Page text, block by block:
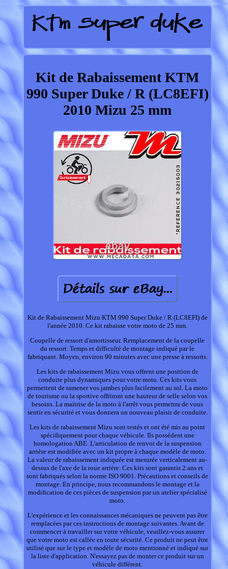
Kit de Rabaissement KTM
990 Super Duke / R (LC8EFI)
2010 Mizu 25 mm
Kit de Rabaissement Mizu KTM 990 Super Duke / R (LC8EFI) de
l'année 2010. Ce kit rabaisse votre moto de 25 mm.
Coupelle de ressort d'amortisseur. Remplacement de la coupelle
du ressort. Temps et difficulté de montage indiqué par le
fabriquant. Moyen, environ 90 minutes avec une presse à ressorts.
Les kits de rabaissement Mizu vous offrent une position de
conduite plus dynamiques pour votre moto. Ces kits vous
permettent de ramener vos jambes plus facilement au sol. La moto
de tourisme ou la sportive offriront une hauteur de selle selon vos
besoins. La maitrise de la moto à l'arrêt vous permettra de vous
sentir en sécurité et vous donnera un nouveau plaisir de conduite.
Les kits de rabaissement Mizu sont testés et ont été mis au point
spécifiquement pour chaque véhicule. Ils possèdent une
homologation ABE. L'articulation de renvoi de la suspension
arrière est modifiée avec un kit propre à chaque modèle de moto.
La valeur de rabaissement indiquée est mesurée verticalement au-
dessus de l'axe de la roue arrière. Ces kits sont garantis 2 ans et
sont fabriqués selon la norme ISO 9001. Précautions et conseils de
montage. En principe, nous recommandons le montage et la
modification de ces pièces de suspension par un atelier spécialisé
moto.
L'expérience et les connaissances mécaniques ne peuvent pas être
remplacées par ces instructions de montage suivantes. Avant de
commencer à travailler sur votre véhicule, veuillez-vous assurer
que votre moto est callée en toute sécurité. Ce produit ne peut être
utilisé que sur le type et modèle de moto mentionné et indiqué sur
la liste d'application. N'essayez pas de monter ce produit sur un
véhicule différent.